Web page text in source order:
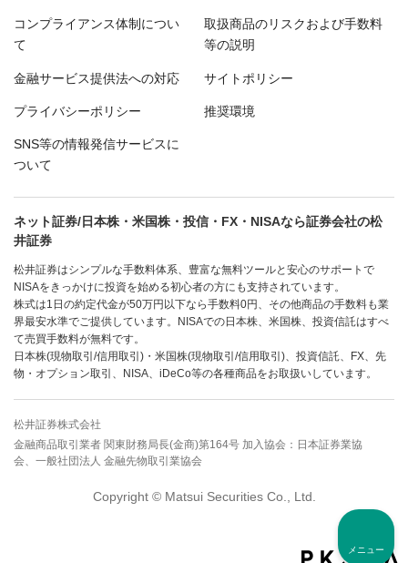
メニュー
コンプライアンス体制につい
て
取扱商品のリスクおよび手数料
等の説明
金融サービス提供法への対応 サイトポリシー
プライバシーポリシー 推奨環境
SNS等の情報発信サービスに
ついて
ネット証券/日本株・米国株・投信・FX・NISAなら証券会社の松
井証券
松井証券はシンプルな手数料体系、豊富な無料ツールと安心のサポートで
NISAをきっかけに投資を始める初心者の方にも支持されています。
株式は1日の約定代金が50万円以下なら手数料0円、その他商品の手数料も業
界最安水準でご提供しています。NISAでの日本株、米国株、投資信託はすべ
て売買手数料が無料です。
日本株(現物取引/信用取引)・米国株(現物取引/信用取引)、投資信託、FX、先
物・オプション取引、NISA、iDeCo等の各種商品をお取扱いしています。
松井証券株式会社
金融商品取引業者 関東財務局長(金商)第164号 加入協会：日本証券業協
会、一般社団法人 金融先物取引業協会
Copyright © Matsui Securities Co., Ltd.